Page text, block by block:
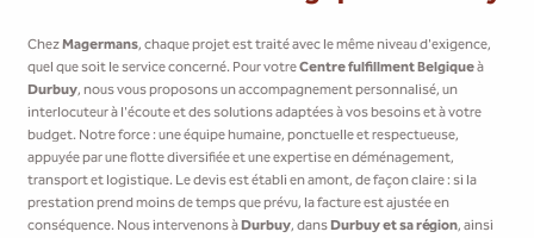
ChezMagermans, chaque projet est traité avec le même niveau d'exigence,
quel que soit le service concerné. Pour votreCentre fulfillment Belgiqueà
Durbuy, nous vous proposons un accompagnement personnalisé, un
interlocuteur à l'écoute et des solutions adaptées à vos besoins et à votre
budget. Notre force : une équipe humaine, ponctuelle et respectueuse,
appuyée par une flotte diversifiée et une expertise en déménagement,
transport et logistique. Le devis est établi en amont, de façon claire : si la
prestation prend moins de temps que prévu, la facture est ajustée en
conséquence. Nous intervenons àDurbuy, dansDurbuy et sa région, ainsi